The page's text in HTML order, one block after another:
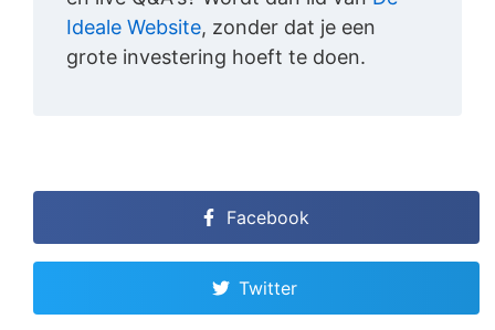
Ideale Website, zonder dat je een
grote investering hoeft te doen.
Facebook
Twitter